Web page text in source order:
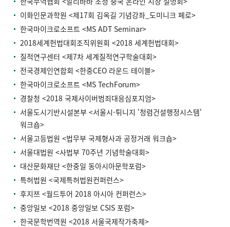
이화인문과학원 <제17회 김옥길 기념강좌_도미니크 페로>
한국마이크로소프트 <MS ADT Seminar>
2018세계헌법대회조직위원회 <2018 세계헌법대회>
질적연구센터 <제7차 세계질적연구학술대회>
전국경제인연합회 <한중CEO 라운드 테이블>
한국마이크로소프트 <MS TechForum>
경찰청 <2018 국제사이버범죄대응심포지엄>
서울도시기반시설본부 <서울시-튀니지 '청렴건설행정시스템'
워크숍>
서울고등법원 <법무부 국제형사과 공정거래 워크숍>
서울대법원 <사법부 70주년 기념학술대회>
대산문화재단 <한중일 동아시아문학포럼>
특허법원 <국제특허법원컨퍼런스>
후지쯔 <월드투어 2018 아시아 컨퍼런스>
중앙일보 <2018 중앙일보 CSIS 포럼>
한국문학번역원 <2018 서울국제작가축제>